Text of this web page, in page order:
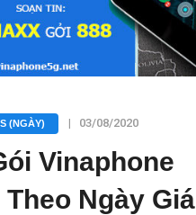
(NGÀY) | 03/08/2020
Vinaphone
Ngày Giá